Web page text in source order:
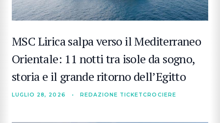
MSC Lirica salpa verso il Mediterraneo
Orientale: 11 notti tra isole da sogno,
storia e il grande ritorno dell’Egitto
LUGLIO 28, 2026 • REDAZIONE TICKETCROCIERE